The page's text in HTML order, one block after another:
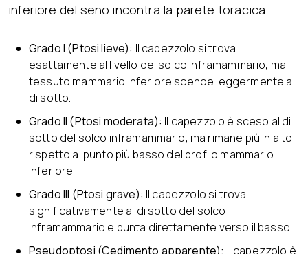
inferiore del seno incontra la parete toracica.
Grado I (Ptosi lieve): Il capezzolo si trova
esattamente al livello del solco inframammario, ma il
tessuto mammario inferiore scende leggermente al
di sotto.
Grado II (Ptosi moderata): Il capezzolo è sceso al di
sotto del solco inframammario, ma rimane più in alto
rispetto al punto più basso del profilo mammario
inferiore.
Grado III (Ptosi grave): Il capezzolo si trova
significativamente al di sotto del solco
inframammario e punta direttamente verso il basso.
Pseudoptosi (Cedimento apparente): Il capezzolo è